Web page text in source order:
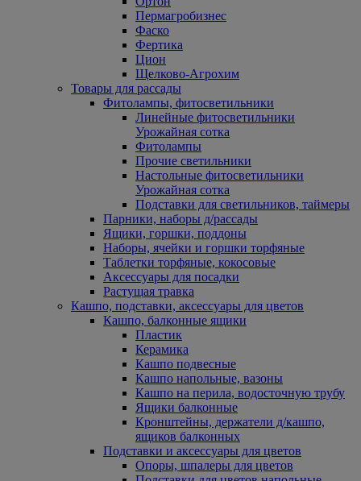
Пермагробизнес
Фаско
Фертика
Цион
Щелково-Агрохим
Товары для рассады
Фитолампы, фитосветильники
Линейные фитосветильники
Урожайная сотка
Фитолампы
Прочие светильники
Настольные фитосветильники
Урожайная сотка
Подставки для светильников, таймеры
Парники, наборы д/рассады
Ящики, горшки, поддоны
Наборы, ячейки и горшки торфяные
Таблетки торфяные, кокосовые
Аксессуары для посадки
Растущая травка
Кашпо, подставки, аксессуары для цветов
Кашпо, балконные ящики
Пластик
Керамика
Кашпо подвесные
Кашпо напольные, вазоны
Кашпо на перила, водосточную трубу
Ящики балконные
Кронштейны, держатели д/кашпо,
ящиков балконных
Подставки и аксессуары для цветов
Опоры, шпалеры для цветов